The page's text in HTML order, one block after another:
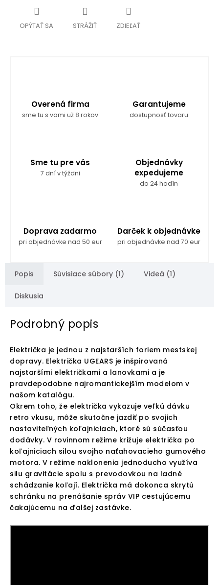
OPÝTAŤ SA STRÁŽIŤ ZDIEĽAŤ
Overená firma
sme tu s vami už 8 rokov
Garantujeme
dostupnosť tovaru
Sme tu pre vás
7 dní v týždni
Objednávky
expedujeme
do 24 hodín
Doprava zadarmo
pri objednávke nad 50 eur
Darček k objednávke
pri objednávke nad 70 eur
Popis Súvisiace súbory (1) Videá (1)
Diskusia
Podrobný popis
Električka je jednou z najstarších foriem mestskej
dopravy. Električka UGEARS je inšpirovaná
najstaršími električkami a lanovkami a je
pravdepodobne najromantickejším modelom v
našom katalógu.
Okrem toho, že električka vykazuje veľkú dávku
retro vkusu, môže skutočne jazdiť po svojich
nastaviteľných koľajniciach, ktoré sú súčasťou
dodávky. V rovinnom režime križuje električka po
koľajniciach silou svojho naťahovacieho gumového
motora. V režime naklonenia jednoducho využíva
silu gravitácie spolu s prevodovkou na ladné
schádzanie koľají. Električka má dokonca skrytú
schránku na prenášanie správ VIP cestujúcemu
čakajúcemu na ďalšej zastávke.